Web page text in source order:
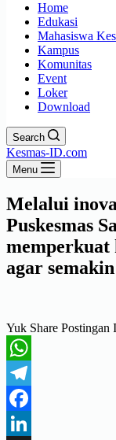
Home
Edukasi
Mahasiswa
Kampus
Komunitas
Event
Loker
Download
Search
Kesmas-ID.com
Menu
Melalui
Puskesmas
memperkuat
agar
Yuk Share Postingan
WhatsApp
Telegram
Facebook